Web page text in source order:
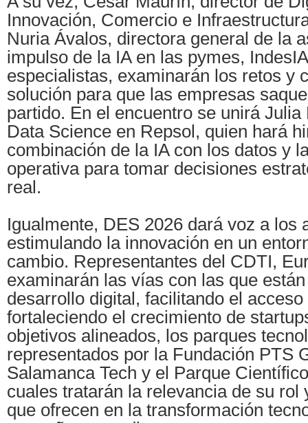
Innovación, Comercio e
Nuria Ávalos, directora general de la
impulso de la IA en las pymes,
especialistas, examinarán los retos y
solución para que las empresas
partido. En el encuentro se unirá Julia
Data Science en Repsol, quien hará
combinación de la IA con los datos y
operativa para tomar decisiones
real.
Igualmente, DES 2026 dará voz a los
estimulando la innovación en un
cambio. Representantes del CDTI,
examinarán las vías con las que
desarrollo digital, facilitando el
fortaleciendo el crecimiento de
objetivos alineados, los parques
representados por la Fundación PTS
Salamanca Tech y el Parque
cuales tratarán la relevancia de su rol
que ofrecen en la transformación